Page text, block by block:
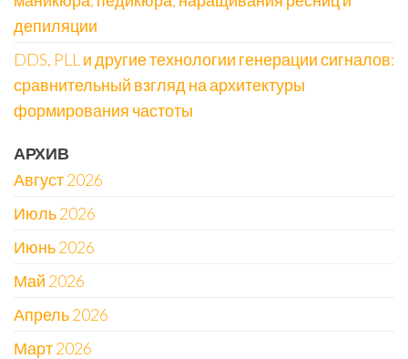
депиляции
DDS, PLL и другие технологии генерации сигналов:
сравнительный взгляд на архитектуры
формирования частоты
АРХИВ
Август 2026
Июль 2026
Июнь 2026
Май 2026
Апрель 2026
Март 2026